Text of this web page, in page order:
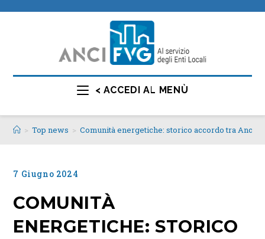
< ACCEDI AL MENÙ
> Top news > Comunità energetiche: storico accordo tra Anci
7 Giugno 2024
COMUNITÀ
ENERGETICHE: STORICO